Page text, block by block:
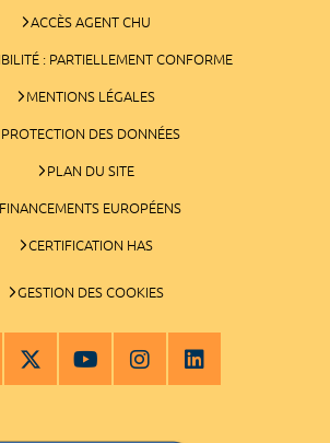
ACCÈS AGENT CHU
: PARTIELLEMENT CONFORME
MENTIONS LÉGALES
PROTECTION DES DONNÉES
PLAN DU SITE
FINANCEMENTS EUROPÉENS
CERTIFICATION HAS
GESTION DES COOKIES